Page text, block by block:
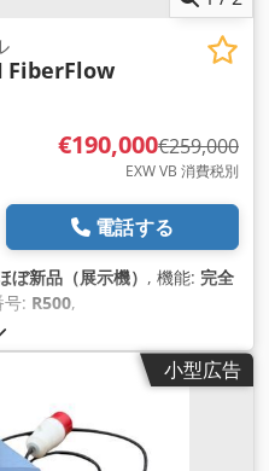
FiberFlow
€190,000€259,000
EXW VB 消費税別
電話する
ぼ新品（展示機） , 機能: 完全
号: R500,
小型広告